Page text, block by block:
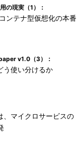
の現実（1）：
ンテナ型仮想化の本番
v1.0（3）：
う使い分けるか
、マイクロサービスの